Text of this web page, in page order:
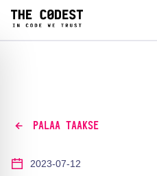
PALAA TAAKSE
2023-07-12